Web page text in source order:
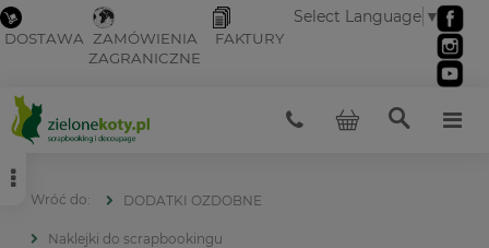
DOSTAWA ZAMÓWIENIA
ZAGRANICZNE
FAKTURY
Select Language ▼
DODATKI OZDOBNE
Naklejki do scrapbookingu